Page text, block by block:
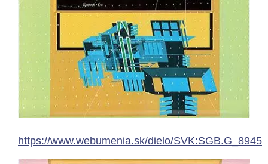
https://www.webumenia.sk/dielo/SVK:SGB.G_8945